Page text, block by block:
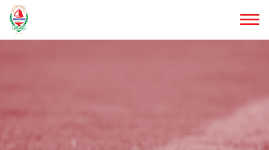
Saltar
al
contenido